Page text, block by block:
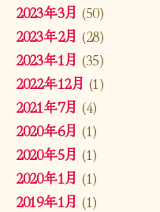
2023年3月 (50)
2023年2月 (28)
2023年1月 (35)
2022年12月 (1)
2021年7月 (4)
2020年6月 (1)
2020年5月 (1)
2020年1月 (1)
2019年1月 (1)